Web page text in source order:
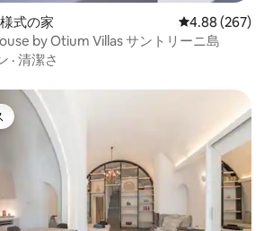
式の家 レビュー267
4.88 (267)
by Otium Villas サントリーニ島
· 清潔さ
イスです。